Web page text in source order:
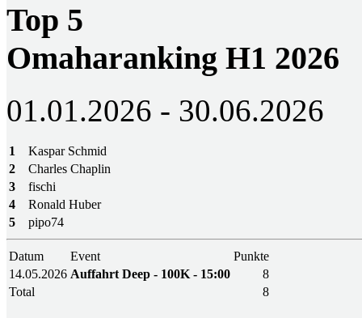
Top 5
Omaharanking H1 2026
01.01.2026 - 30.06.2026
1
Kaspar Schmid
2
Charles Chaplin
3
fischi
4
Ronald Huber
5
pipo74
Datum Event
Punkte
14.05.2026 Auffahrt Deep - 100K - 15:00
8
Total
8